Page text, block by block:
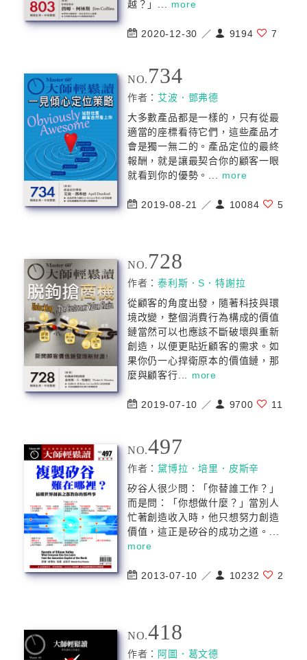
越？」... more
2020-12-30 ／ 9194 7
NO. 734
作者：艾波．鄧弗德
大多數產品都是一樣的，只有從最
適當的座標看待它們，這些產品才
會是獨一無二的。產品定位的最終
報酬，就是讓最契合你的顧客一眼
就看到你的優勢。... more
2019-08-21 ／ 10084 5
NO. 728
作者：泰利斯．S．特謝拉
從顧客的角度出發，隨著科技與環
境改變，整個消費行為構成的價值
鏈當然可以也應該不斷破壞與重新
創造，以便更貼近顧客的需求。如
果你仍一心捍衛原本的價值鏈，那
麼與顧客行... more
2019-07-10 ／ 9700 11
NO.497
作者： 黛博拉．培里．皮斯辛
矽谷人很少問：「你替誰工作？」
而是問：「你想做什麼？」當別人
忙著創造收入時，他只想努力創造
價值，這正是矽谷的成功之道。...
more
2013-07-10 ／ 10232 2
NO.418
作者： 阿圖．葛文德